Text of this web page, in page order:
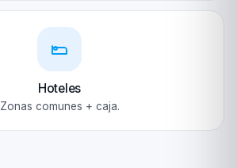
Hoteles
Zonas comunes + caja.